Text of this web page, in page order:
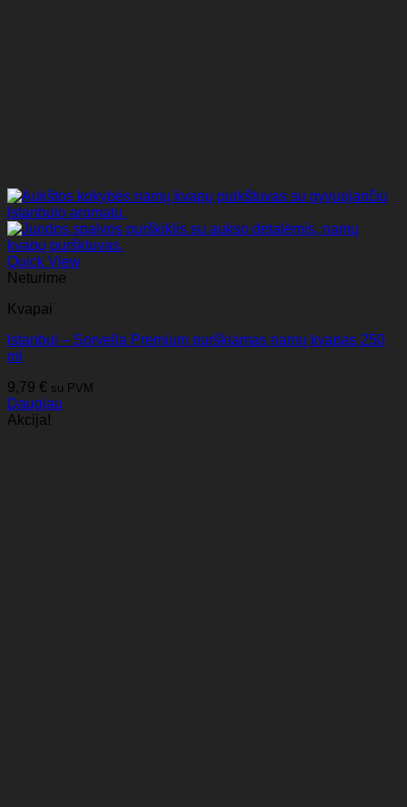
Quick View
Neturime
Kvapai
Istanbul – Sorvella Premium purškiamas namų kvapas 250
ml
9,79 € su PVM
Daugiau
Akcija!